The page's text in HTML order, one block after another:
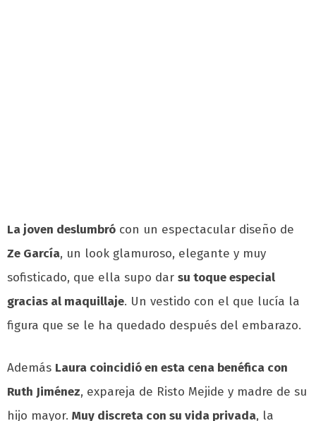
La joven deslumbró con un espectacular diseño de
Ze García, un look glamuroso, elegante y muy
sofisticado, que ella supo dar su toque especial
gracias al maquillaje. Un vestido con el que lucía la
figura que se le ha quedado después del embarazo.
Además Laura coincidió en esta cena benéfica con
Ruth Jiménez, expareja de Risto Mejide y madre de su
hijo mayor. Muy discreta con su vida privada, la